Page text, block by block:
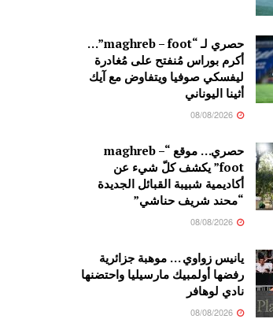
حصري لـ “maghreb – foot”…
أكرم بوراس مُنفتح على مُغادرة
ليفسكي صوفيا ويتفاوض مع آيك
أثينا اليوناني
حصري… موقع “maghreb –
foot” يكشف كلّ شيء عن
أكاديمية شبيبة القبائل الجديدة
“محند شريف حناشي”
يانيس زواوي … موهبة جزائرية
رفضها أولمبيك مارسيليا واحتضنها
نادي لوهافر